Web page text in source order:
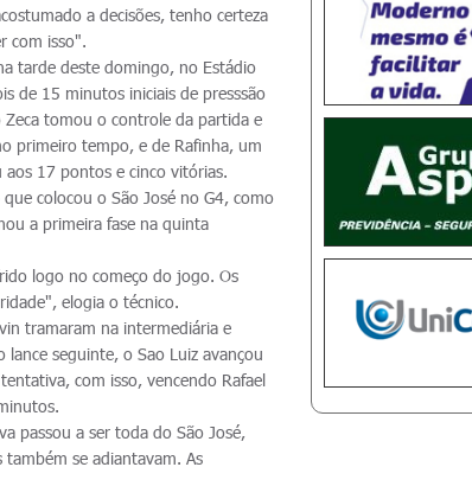
a decisões, tenho certeza
com isso".
tarde deste domingo, no Estádio
de 15 minutos iniciais de presssão
tomou o controle da partida e
primeiro tempo, e de Rafinha, um
17 pontos e cinco vitórias.
colocou o São José no G4, como
a primeira fase na quinta
logo no começo do jogo. Os
elogia o técnico.
tramaram na intermediária e
seguinte, o Sao Luiz avançou
com isso, vencendo Rafael
passou a ser toda do São José,
se adiantavam. As